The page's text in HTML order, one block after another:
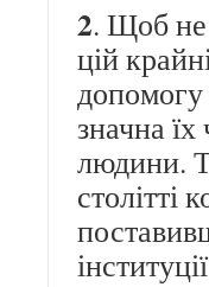
2. Щоб не
цій
допомогу
значна
людини.
столітті